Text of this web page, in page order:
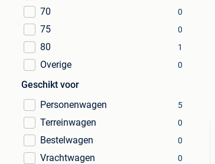
70 0
75 0
80 1
Overige 0
Geschikt voor
Personenwagen
5
Terreinwagen 0
Bestelwagen 0
Vrachtwagen 0